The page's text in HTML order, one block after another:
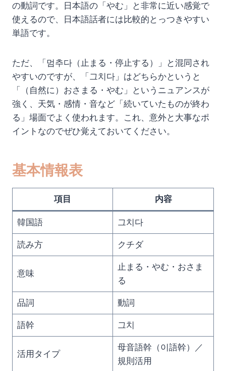
の動詞です。日本語の「やむ」と非常に近い感覚で
使えるので、日本語話者には比較的とっつきやすい
単語です。
ただ、「멈추다（止まる・停止する）」と混同され
やすいのですが、「그치다」はどちらかというと
「（自然に）おさまる・やむ」というニュアンスが
強く、天気・感情・音など「続いていたものが終わ
る」場面でよく使われます。これ、意外と大事なポ
イントなのでぜひ覚えておいてください。
基本情報表
項目 内容
韓国語 그치다
読み方 クチダ
意味
止まる・やむ・おさま
る
品詞 動詞
語幹 그치
活用タイプ
母音語幹（이語幹）／
規則活用